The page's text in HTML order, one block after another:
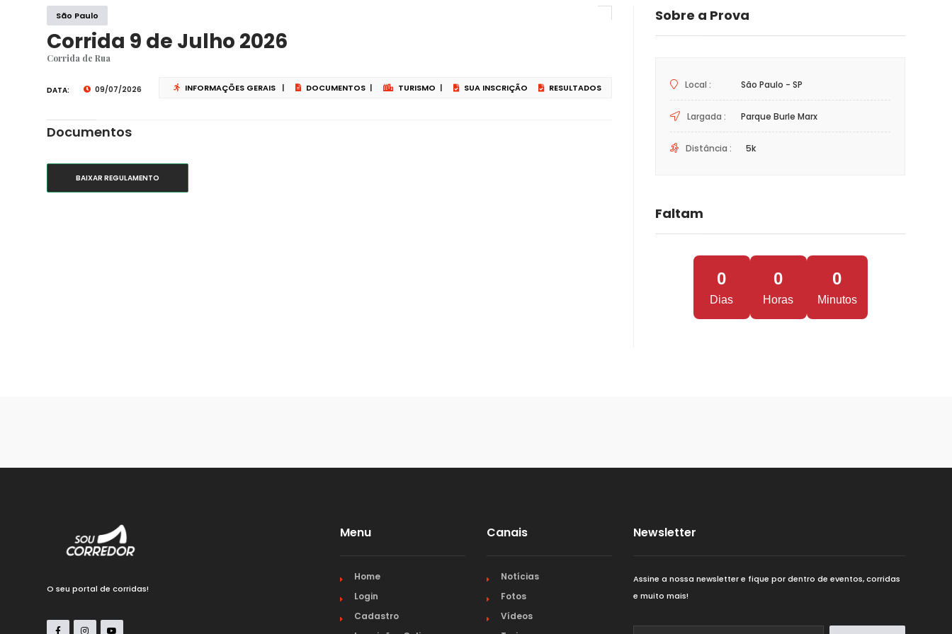
São Paulo
Corrida 9 de Julho 2026
Corrida de Rua
DATA: 09/07/2026 INFORMAÇÕES GERAIS | DOCUMENTOS | TURISMO | SUA INSCRIÇÃO RESULTADOS
Documentos
BAIXAR REGULAMENTO
Sobre a Prova
Local : São Paulo - SP
Largada : Parque Burle Marx
Distância : 5k
Faltam
0
Dias
0
Horas
0
Minutos
O seu portal de corridas!
Menu
Home
Login
Cadastro
Canais
Notícias
Fotos
Vídeos
Newsletter
Assine a nossa newsletter e fique por dentro de eventos, corridas
e muito mais!